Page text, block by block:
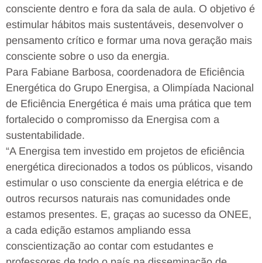
consciente dentro e fora da sala de aula. O objetivo é
estimular hábitos mais sustentáveis, desenvolver o
pensamento crítico e formar uma nova geração mais
consciente sobre o uso da energia.
Para Fabiane Barbosa, coordenadora de Eficiência
Energética do Grupo Energisa, a Olimpíada Nacional
de Eficiência Energética é mais uma prática que tem
fortalecido o compromisso da Energisa com a
sustentabilidade.
“A Energisa tem investido em projetos de eficiência
energética direcionados a todos os públicos, visando
estimular o uso consciente da energia elétrica e de
outros recursos naturais nas comunidades onde
estamos presentes. E, graças ao sucesso da ONEE,
a cada edição estamos ampliando essa
conscientização ao contar com estudantes e